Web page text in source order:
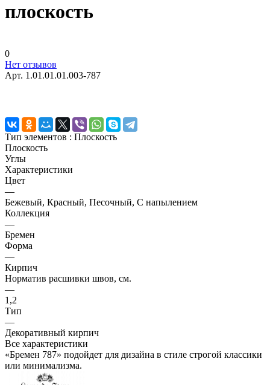
плоскость
0
Нет отзывов
Арт. 1.01.01.01.003-787
Тип элементов : Плоскость
Плоскость
Углы
Характеристики
Цвет
—
Бежевый, Красный, Песочный, С напылением
Коллекция
—
Бремен
Форма
—
Кирпич
Норматив расшивки швов, см.
—
1,2
Тип
—
Декоративный кирпич
Все характеристики
«Бремен 787» подойдет для дизайна в стиле строгой классики
или минимализма.